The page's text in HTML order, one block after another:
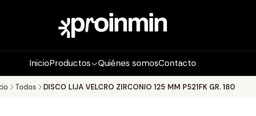
InicioProductos Quiénes somosContacto
Todos DISCO LIJA VELCRO ZIRCONIO 125 MM PS21FK GR. 180